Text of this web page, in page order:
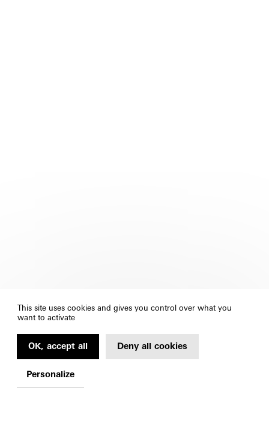
This site uses cookies and gives you control over what you
want to activate
OK, accept all Deny all cookies
Personalize